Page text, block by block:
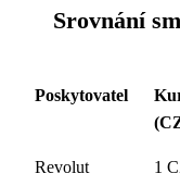
Srovnání
Poskytovatel
Revolut
1